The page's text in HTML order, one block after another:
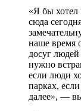
«Я бы хотел
сюда
наше время
досуг
нужно
если люди
парках,
далее», —